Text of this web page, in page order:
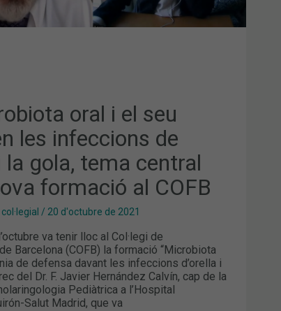
oral i el seu
les infeccions de
la gola, tema central
formació al COFB
/ 20 d'octubre de 2021
va tenir lloc al Col·legi de
Barcelona (COFB) la formació “Microbiota
de defensa davant les infeccions d’orella i
del Dr. F. Javier Hernández Calvín, cap de la
Pediàtrica a l’Hospital
Salut Madrid, que va